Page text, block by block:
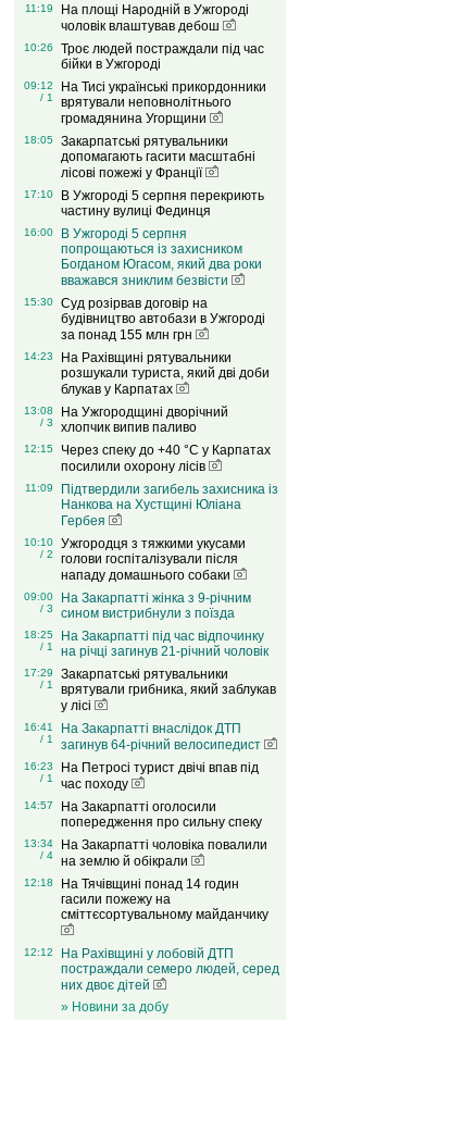
11:19
На площі Народній в Ужгороді
чоловік влаштував дебош
10:26
Троє людей постраждали під час
бійки в Ужгороді
09:12
/ 1
На Тисі українські прикордонники
врятували неповнолітнього
громадянина Угорщини
18:05
Закарпатські рятувальники
допомагають гасити масштабні
лісові пожежі у Франції
17:10
В Ужгороді 5 серпня перекриють
частину вулиці Фединця
16:00
В Ужгороді 5 серпня
попрощаються із захисником
Богданом Югасом, який два роки
вважався зниклим безвісти
15:30
Суд розірвав договір на
будівництво автобази в Ужгороді
за понад 155 млн грн
14:23
На Рахівщині рятувальники
розшукали туриста, який дві доби
блукав у Карпатах
13:08
/ 3
На Ужгородщині дворічний
хлопчик випив паливо
12:15
Через спеку до +40 °C у Карпатах
посилили охорону лісів
11:09
Підтвердили загибель захисника із
Нанкова на Хустщині Юліана
Гербея
10:10
/ 2
Ужгородця з тяжкими укусами
голови госпіталізували після
нападу домашнього собаки
09:00
/ 3
На Закарпатті жінка з 9-річним
сином вистрибнули з поїзда
18:25
/ 1
На Закарпатті під час відпочинку
на річці загинув 21-річний чоловік
17:29
/ 1
Закарпатські рятувальники
врятували грибника, який заблукав
у лісі
16:41
/ 1
На Закарпатті внаслідок ДТП
загинув 64-річний велосипедист
16:23
/ 1
На Петросі турист двічі впав під
час походу
14:57
На Закарпатті оголосили
попередження про сильну спеку
13:34
/ 4
На Закарпатті чоловіка повалили
на землю й обікрали
12:18
На Тячівщині понад 14 годин
гасили пожежу на
сміттєсортувальному майданчику
12:12
На Рахівщині у лобовій ДТП
постраждали семеро людей, серед
них двоє дітей
» Новини за добу